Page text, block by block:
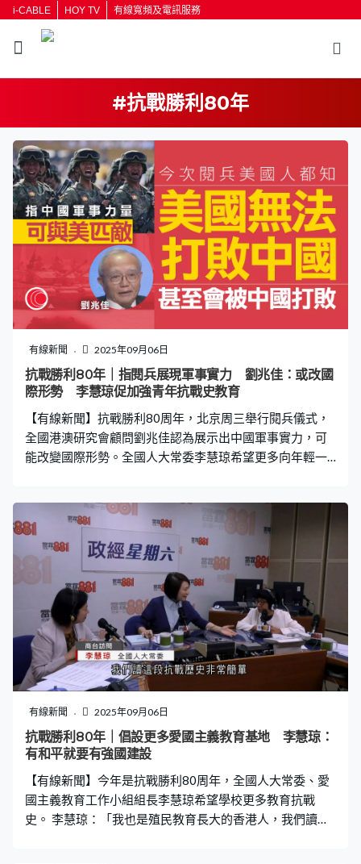
i-CABLE HOY TV 有線寬頻及電訊服務
#抗戰勝利80年
有線新聞 2025年09月06日
抗戰勝利80年｜指閱兵展現軍事實力 劉兆佳：或改國
際形勢 李慧琼促加強青年抗戰史教育
【有線新聞】抗戰勝利80周年，北京周三舉行閱兵儀式，
全國港澳研究會顧問劉兆佳認為展示出中國軍事實力，可
能改變國際形勢。全國人大常委李慧琼希望更多向年輕一
風-61」洲際導彈、高超音速反艦導彈「鷹擊-21」等。全
國港澳研究會顧問劉兆佳認為，反映中國軍事力量可與美
國匹敵，或者改變西太平洋地區戰略平衡，以至國際形
勢。「如果看到今次閱兵，美國人都知道美國根本無法打
敗中國，甚至會被中國打敗，尤其在西太平洋地區，很多
原本與美國關係密切國家會不會因此尋求與中國改善關
係。特別台灣台獨分子看到今次演習，更加會相信中國大
陸被迫動武收回台灣，美國可能走遠、不會插手，兩岸關
係因此會受到新衝擊。」 親身到北京參與閱兵的全國人大
常委李慧琼說，抗戰史顯示「弱國就被人欺負」，亦突顯
國家之後強起來的過程，希望藉教育令年輕人更深體會，
繼而為國家貢獻力量。「我也是殖民教育長大的香港人，
我們讀這段抗戰歷史非常簡單。回顧這段歷史，只是一個
史，我理解已經加入課程。如果我們看抗戰歷史，
有線新聞 2025年09月06日
抗戰勝利80年｜倡設更多愛國主義教育基地 李慧琼：
有和平就要有強國建設
【有線新聞】今年是抗戰勝利80周年，全國人大常委、愛
國主義教育工作小組組長李慧琼希望學校更多教育抗戰
史。 李慧琼：「我也是殖民教育長大的香港人，我們讀這